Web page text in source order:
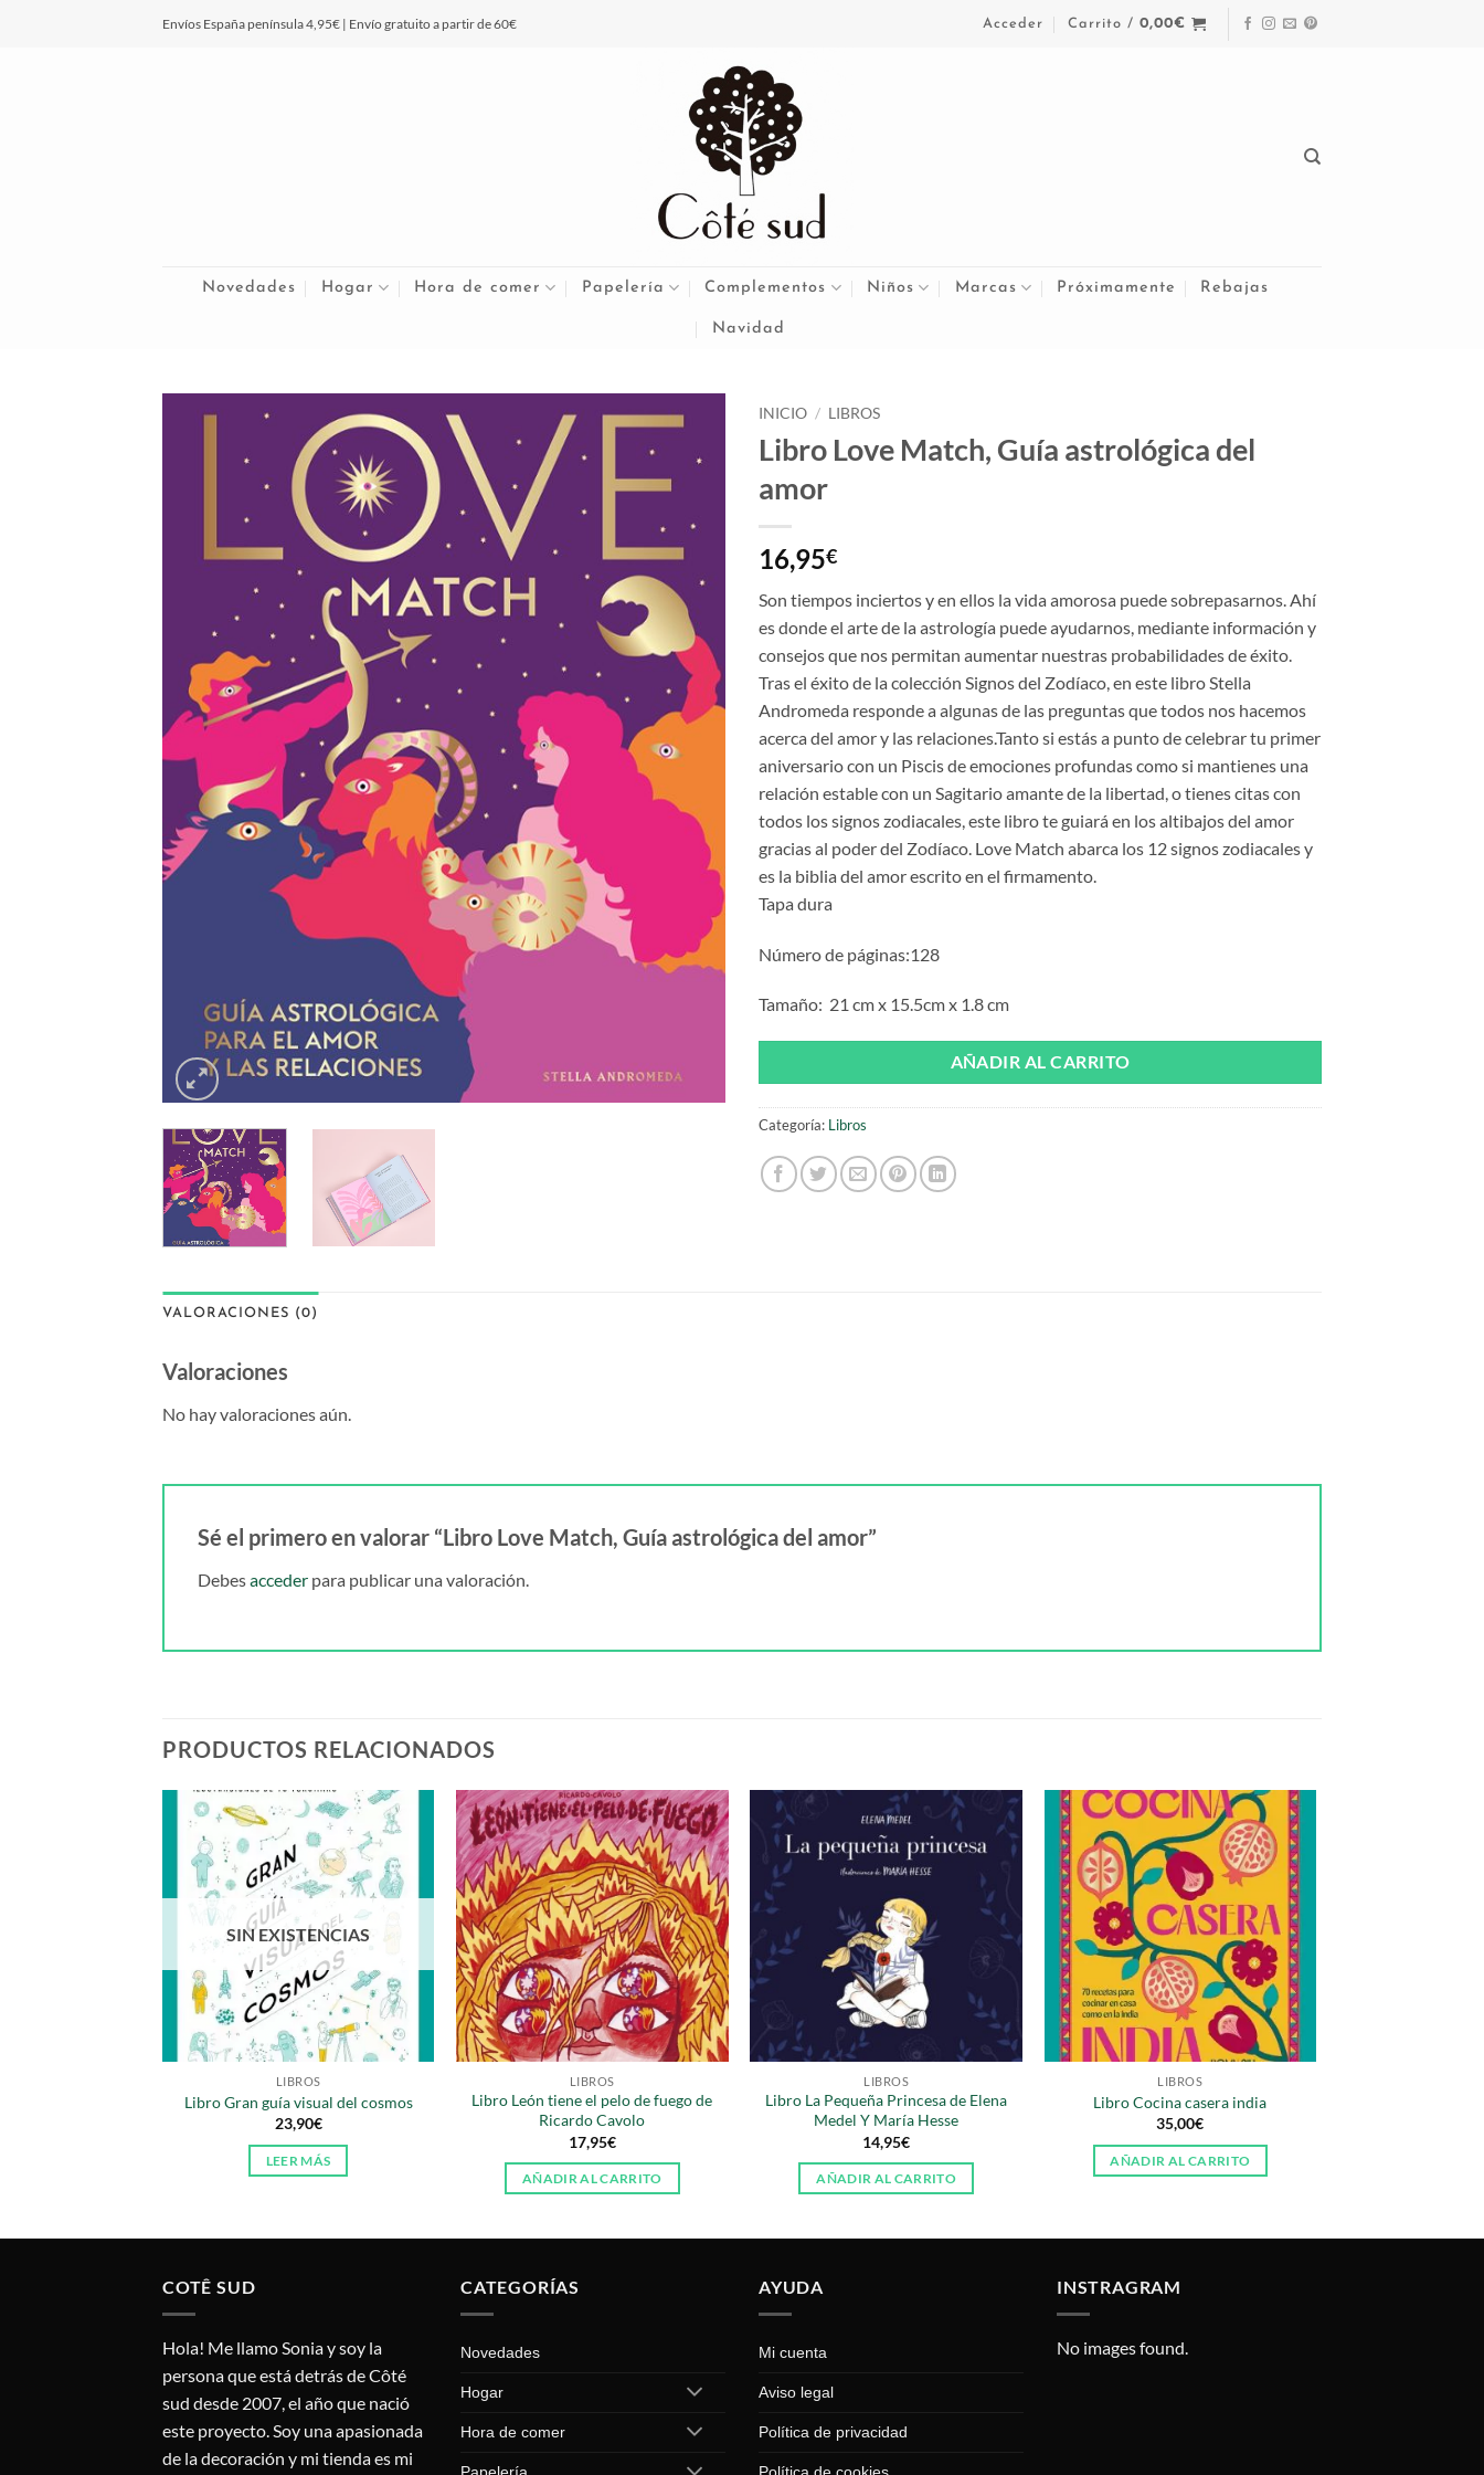
Envíos España península 4,95€ | Envío gratuito a partir de 60€ Acceder Carrito /0,00€
Novedades Hogar Hora de comer Papelería Complementos Niños Marcas Próximamente Rebajas
Navidad
INICIO / LIBROS
Libro Love Match, Guía astrológica del
amor
16,95€
Son tiempos inciertos y en ellos la vida amorosa puede sobrepasarnos. Ahí
es donde el arte de la astrología puede ayudarnos, mediante información y
consejos que nos permitan aumentar nuestras probabilidades de éxito.
Tras el éxito de la colección Signos del Zodíaco, en este libro Stella
Andromeda responde a algunas de las preguntas que todos nos hacemos
acerca del amor y las relaciones.Tanto si estás a punto de celebrar tu primer
aniversario con un Piscis de emociones profundas como si mantienes una
relación estable con un Sagitario amante de la libertad, o tienes citas con
todos los signos zodiacales, este libro te guiará en los altibajos del amor
gracias al poder del Zodíaco. Love Match abarca los 12 signos zodiacales y
es la biblia del amor escrito en el firmamento.
Tapa dura
Número de páginas:128
Tamaño: 21 cm x 15.5cm x 1.8 cm
AÑADIR AL CARRITO
Categoría: Libros
VALORACIONES (0)
Valoraciones
No hay valoraciones aún.
Sé el primero en valorar “Libro Love Match, Guía astrológica del amor”
Debesacceder para publicar una valoración.
PRODUCTOS RELACIONADOS
SIN EXISTENCIAS
LIBROS
Libro Gran guía visual del cosmos
23,90€
LEER MÁS
LIBROS
Libro León tiene el pelo de fuego de
Ricardo Cavolo
17,95€
AÑADIR AL CARRITO
LIBROS
Libro La Pequeña Princesa de Elena
Medel Y María Hesse
14,95€
AÑADIR AL CARRITO
LIBROS
Libro Cocina casera india
35,00€
AÑADIR AL CARRITO
COTÊ SUD
Hola! Me llamo Sonia y soy la
persona que está detrás de Côté
sud desde 2007, el año que nació
este proyecto. Soy una apasionada
de la decoración y mi tienda es mi
CATEGORÍAS
Novedades
Hogar
Hora de comer
Papelería
AYUDA
Mi cuenta
Aviso legal
Política de privacidad
Política de cookies
INSTRAGRAM
No images found.